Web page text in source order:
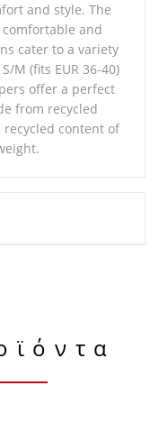
and style. The
and
cater to a variety
M (fits EUR 36-40)
offer a perfect
from recycled
recycled content of